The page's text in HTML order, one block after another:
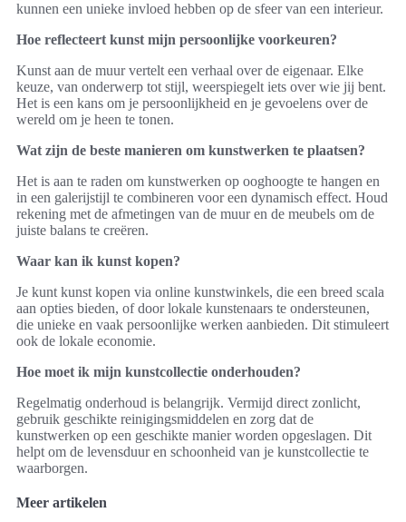
kunnen een unieke invloed hebben op de sfeer van een interieur.
Hoe reflecteert kunst mijn persoonlijke voorkeuren?
Kunst aan de muur vertelt een verhaal over de eigenaar. Elke
keuze, van onderwerp tot stijl, weerspiegelt iets over wie jij bent.
Het is een kans om je persoonlijkheid en je gevoelens over de
wereld om je heen te tonen.
Wat zijn de beste manieren om kunstwerken te plaatsen?
Het is aan te raden om kunstwerken op ooghoogte te hangen en
in een galerijstijl te combineren voor een dynamisch effect. Houd
rekening met de afmetingen van de muur en de meubels om de
juiste balans te creëren.
Waar kan ik kunst kopen?
Je kunt kunst kopen via online kunstwinkels, die een breed scala
aan opties bieden, of door lokale kunstenaars te ondersteunen,
die unieke en vaak persoonlijke werken aanbieden. Dit stimuleert
ook de lokale economie.
Hoe moet ik mijn kunstcollectie onderhouden?
Regelmatig onderhoud is belangrijk. Vermijd direct zonlicht,
gebruik geschikte reinigingsmiddelen en zorg dat de
kunstwerken op een geschikte manier worden opgeslagen. Dit
helpt om de levensduur en schoonheid van je kunstcollectie te
waarborgen.
Meer artikelen